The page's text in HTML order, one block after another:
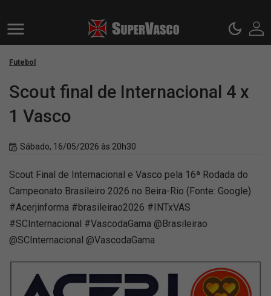
Futebol
Scout final de Internacional 4 x
1 Vasco
Sábado, 16/05/2026 às 20h30
Scout Final de Internacional e Vasco pela 16ª Rodada do
Campeonato Brasileiro 2026 no Beira-Rio (Fonte: Google)
#Acerjinforma #brasileirao2026 #INTxVAS
#SCInternacional #VascodaGama @Brasileirao
@SCInternacional @VascodaGama